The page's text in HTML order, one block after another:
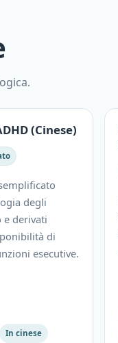
(Cinese)
degli
derivati
di
esecutive.
In cinese